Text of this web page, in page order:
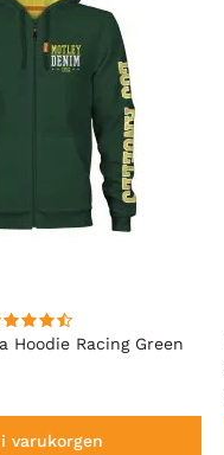
Hoodie Racing Green
varukorgen